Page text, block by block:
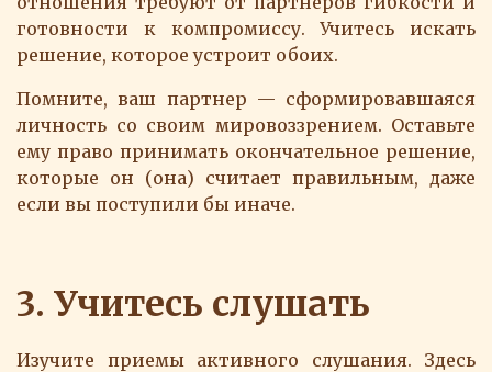
готовности к компромиссу. Учитесь искать
решение, которое устроит обоих.
Помните, ваш партнер — сформировавшаяся
личность со своим мировоззрением. Оставьте
ему право принимать окончательное решение,
которые он (она) считает правильным, даже
если вы поступили бы иначе.
3. Учитесь слушать
Изучите приемы активного слушания. Здесь